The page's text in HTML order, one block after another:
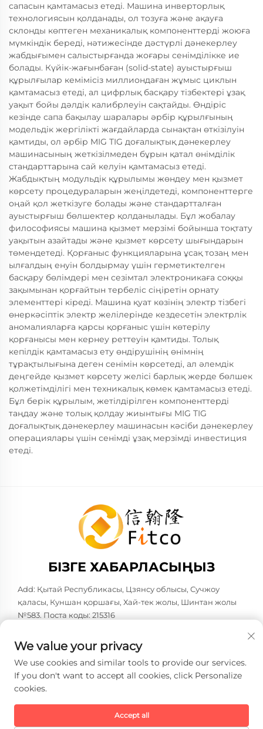
сапасын қамтамасыз етеді. Машина инверторлық
технологиясын қолданады, ол тозуға және ақауға
склонды көптеген механикалық компоненттерді жоюға
мүмкіндік береді, нәтижесінде дәстүрлі дәнекерлеу
жабдығымен салыстырғанда жоғары сенімділікке ие
болады. Күйік-жағынбаған (solid-state) ауыстырғыш
құрылғылар кемімісіз миллиондаған жұмыс циклын
қамтамасыз етеді, ал цифрлық басқару тізбектері ұзақ
уақыт бойы дәлдік калибрлеуін сақтайды. Өндіріс
кезінде сапа бақылау шаралары әрбір құрылғының
модельдік жергілікті жағдайларда сынақтан өткізілуін
қамтиды, ол әрбір MIG TIG доғалықтық дәнекерлеу
машинасының жеткізілмеден бұрын қатал өнімділік
стандарттарына сай келуін қамтамасыз етеді.
Жабдықтың модульдік құрылымы жөндеу мен қызмет
көрсету процедураларын жеңілдетеді, компоненттерге
оңай қол жеткізуге болады және стандартталған
ауыстырғыш бөлшектер қолданылады. Бұл жобалау
философиясы машина қызмет мерзімі бойынша тоқтату
уақытын азайтады және қызмет көрсету шығындарын
төмендетеді. Қорғаныс функцияларына ұсақ тозаң мен
ылғалдың енуін болдырмау үшін герметиктелген
басқару бөлімдері мен сезімтал электроникаға соққы
зақымынан қорғайтын тербеліс сіңіретін орнату
элементтері кіреді. Машина қуат көзінің электр тізбегі
өнеркәсіптік электр желілерінде кездесетін электрлік
аномалияларға қарсы қорғаныс үшін көтерілу
қорғанысы мен кернеу реттеуін қамтиды. Толық
кепілдік қамтамасыз ету өндірушінің өнімнің
тұрақтылығына деген сенімін көрсетеді, ал әлемдік
деңгейде қызмет көрсету желісі барлық жерде бөлшек
қолжетімділігі мен техникалық көмек қамтамасыз етеді.
Бұл берік құрылым, жетілдірілген компоненттерді
таңдау және толық қолдау жиынтығы MIG TIG
доғалықтық дәнекерлеу машинасын кәсіби дәнекерлеу
операциялары үшін сенімді ұзақ мерзімді инвестиция
етеді.
БІЗГЕ ХАБАРЛАСЫҢЫЗ
Add: Қытай Республикасы, Цзянсу облысы, Сучжоу
қаласы, Куншан қоршағы, Хай-тек жолы, Шинтан жолы
№583. Поста коды: 215316
Электрондық пошта:
[email protected]
Copyright © 2026 Faith-Han Intelligent Technology Co., Ltd.
саясаты
We value your privacy
We use cookies and similar tools to provide our services.
If you don't want to accept all cookies, click Personalize
cookies.
Accept all